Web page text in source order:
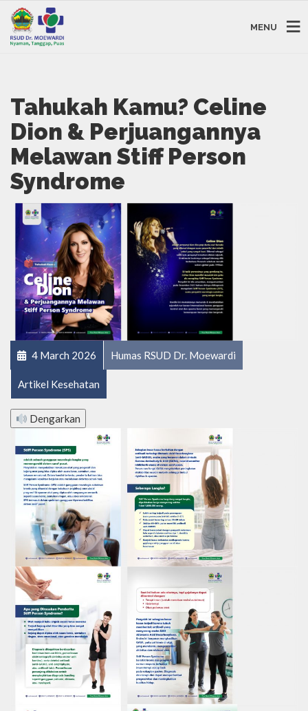
MENU
Tahukah Kamu? Celine
Dion & Perjuangannya
Melawan Stiff Person
Syndrome
4 March 2026 Humas RSUD Dr. Moewardi
Artikel Kesehatan
Dengarkan